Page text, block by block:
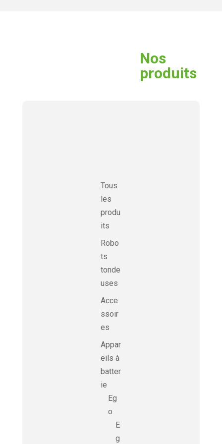
Nos
produits
Tous
les
produ
its
Robo
ts
tonde
uses
Acce
ssoir
es
Appar
eils à
batter
ie
Eg
o
E
g